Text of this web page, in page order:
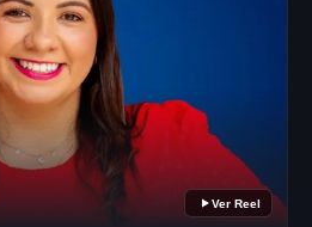
Ver Reel